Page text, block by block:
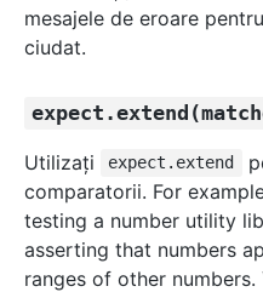
mesajele de eroare
ciudat.
Utilizaţi
expect.extend
comparatorii. For
testing a number utility
asserting that numbers
ranges of other